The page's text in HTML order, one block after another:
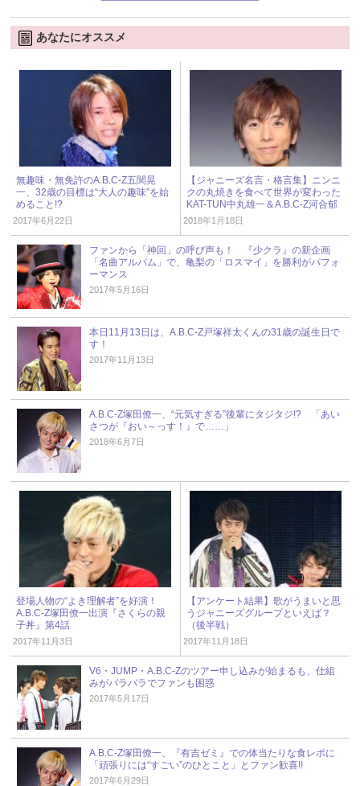
あなたにオススメ
無趣味・無免許のA.B.C-Z五関晃
一、32歳の目標は“大人の趣味”を始
めること!?
2017年6月22日
【ジャニーズ名言・格言集】ニンニ
クの丸焼きを食べて世界が変わった
KAT-TUN中丸雄一＆A.B.C-Z河合郁
人の深いお言葉
2018年1月18日
ファンから「神回」の呼び声も！ 『少クラ』の新企画
「名曲アルバム」で、亀梨の「ロスマイ」を勝利がパフォ
ーマンス
2017年5月16日
本日11月13日は、A.B.C-Z戸塚祥太くんの31歳の誕生日で
す！
2017年11月13日
A.B.C-Z塚田僚一、“元気すぎる”後輩にタジタジ!? 「あい
さつが『おい～っす！』で……」
2018年6月7日
登場人物の“よき理解者”を好演！
A.B.C-Z塚田僚一出演『さくらの親
子丼』第4話
2017年11月3日
【アンケート結果】歌がうまいと思
うジャニーズグループといえば？
（後半戦）
2017年11月18日
V6・JUMP・A.B.C-Zのツアー申し込みが始まるも、仕組
みがバラバラでファンも困惑
2017年5月17日
A.B.C-Z塚田僚一、『有吉ゼミ』での体当たりな食レポに
「頑張りには“すごい”のひとこと」とファン歓喜!!
2017年6月29日